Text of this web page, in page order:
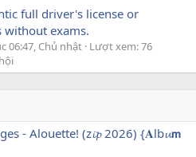
full driver's license or
without exams.
06:47, Chủ nhật Lượt xem: 76
- Alouette! (z𝓲𝓹 2026) {𝐀lb𝓾𝗺